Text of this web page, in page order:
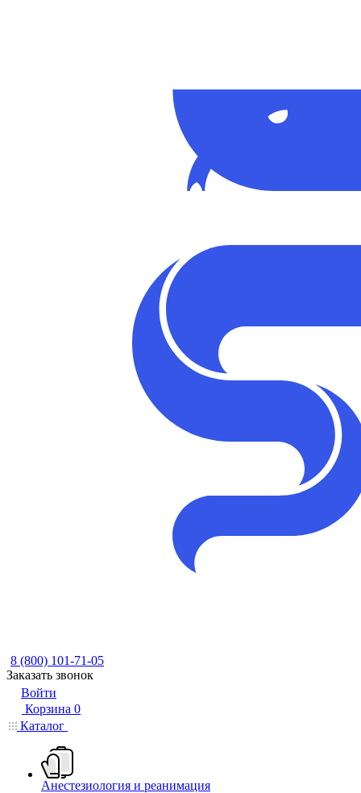
8 (800) 101-71-05
Заказать звонок
Войти
Корзина 0
Каталог
Анестезиология и реанимация